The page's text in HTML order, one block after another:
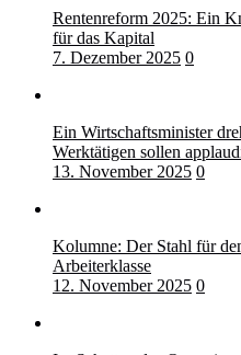
Rentenreform 2025: Ein
für das Kapital
7. Dezember 2025 0
Ein Wirtschaftsminister
Werktätigen sollen
13. November 2025 0
Kolumne: Der Stahl für
Arbeiterklasse
12. November 2025 0